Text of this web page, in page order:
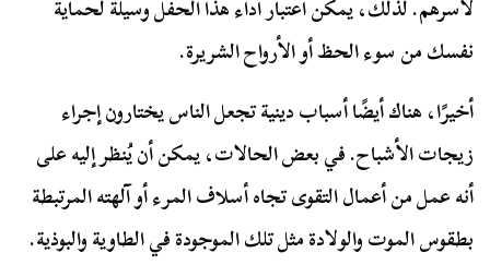
لأسرهم. لذلك، يمكن اعتبار أداء هذا الحفل وسيلة لحماية
نفسك من سوء الحظ أو الأرواح الشريرة.
أخيرًا، هناك أيضًا أسباب دينية تجعل الناس يختارون إجراء
زيجات الأشباح. في بعض الحالات، يمكن أن يُنظر إليه على
أنه عمل من أعمال التقوى تجاه أسلاف المرء أو آلهته المرتبطة
بطقوس الموت والولادة مثل تلك الموجودة في الطاوية والبوذية.